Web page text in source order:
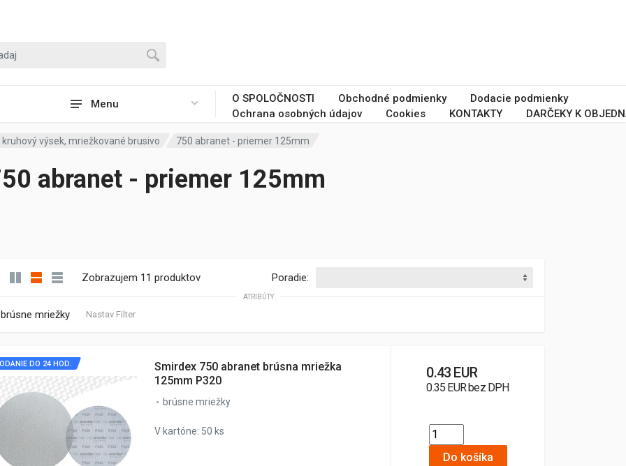
Menu O SPOLOČNOSTI Obchodné podmienky
Dodacie podmienky
Ochrana osobných údajov
Cookies KONTAKTY DARČEKY K
výsek, mriežkované brusivo 750 abranet - priemer 125mm
abranet - priemer 125mm
Zobrazujem 11 produktov Poradie:
ATRIBÚTY
brúsne mriežky Nastav Filter
DO 24 HOD.
Smirdex 750 abranet brúsna mriežka
125mm P320
brúsne mriežky
V kartóne: 50 ks
0.43 EUR
0.35 EUR bez DPH
Do košíka